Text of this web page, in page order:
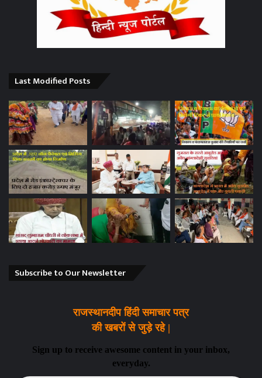
Last Modified Posts
Subscribe to Our Newsletter
राजस्थानदीप हिंदी समाचार पत्र
की खबरों से जुड़े रहे |
Sign up to receive awesome content in your inbox,
everyday.